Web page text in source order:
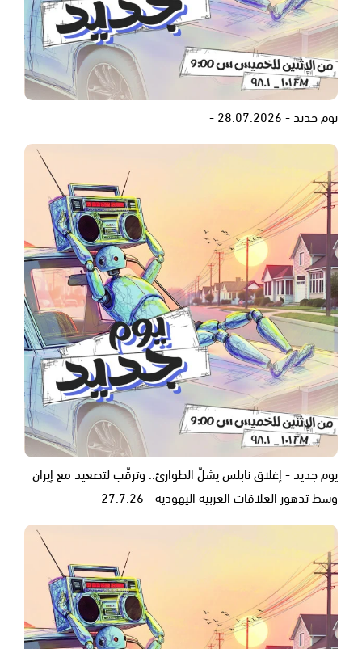
يوم جديد - 28.07.2026 -
يوم جديد - إغلاق نابلس يشلّ الطوارئ.. وترقّب لتصعيد مع إيران
وسط تدهور العلاقات العربية اليهودية - 27.7.26